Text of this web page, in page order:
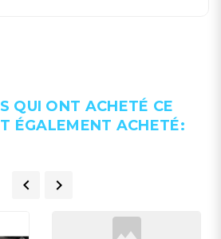
QUI ONT ACHETÉ CE
ÉGALEMENT ACHETÉ:
 